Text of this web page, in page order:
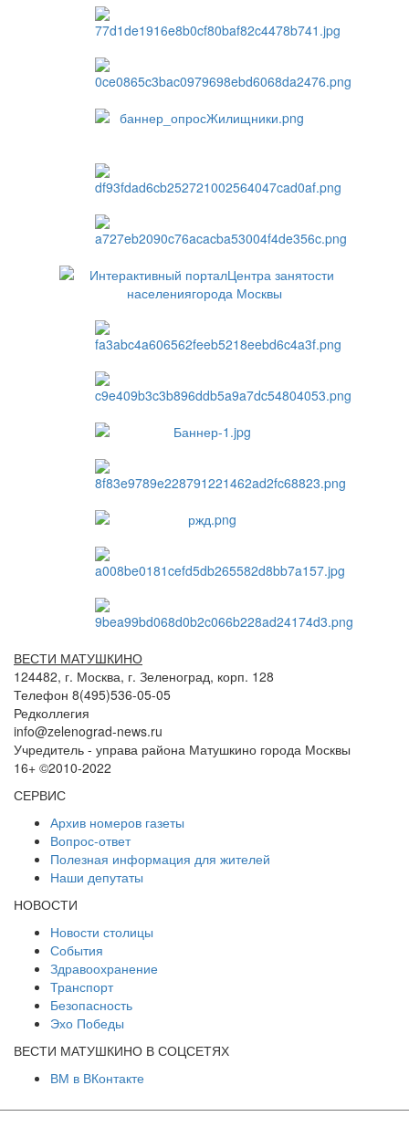
ВЕСТИ МАТУШКИНО
124482, г. Москва, г. Зеленоград, корп. 128
Телефон 8(495)536-05-05
Редколлегия
info@zelenograd-news.ru
Учредитель - управа района Матушкино города Москвы
16+ ©2010-2022
СЕРВИС
Архив номеров газеты
Вопрос-ответ
Полезная информация для жителей
Наши депутаты
НОВОСТИ
Новости столицы
События
Здравоохранение
Транспорт
Безопасность
Эхо Победы
ВЕСТИ МАТУШКИНО В СОЦСЕТЯХ
ВМ в ВКонтакте